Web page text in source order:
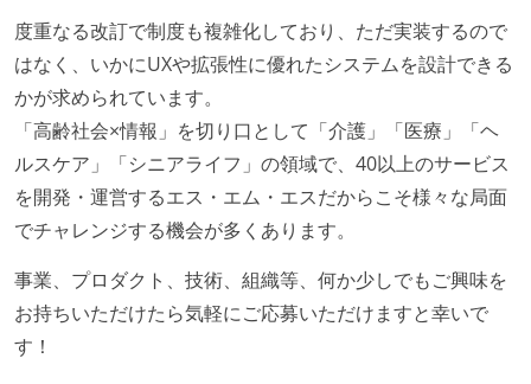
企画を決定する場に、実装を担当する開発メンバーが
参加している
タスクの見積もりは、実装を担当するメンバーが中心
となって行う
コード品質向上のための取り組み
「リファクタリングは随時行われるべき」という価値
観をメンバー全員が共有しており、日常的に実施して
いる
何らかのコーディング規約をチーム全体で遵守するよ
度重なる改訂で制度も複雑化しており、ただ実装するので
はなく、いかにUXや拡張性に優れたシステムを設計できる
かが求められています。
「高齢社会×情報」を切り口として「介護」「医療」「ヘ
ルスケア」「シニアライフ」の領域で、40以上のサービス
を開発・運営するエス・エム・エスだからこそ様々な局面
でチャレンジする機会が多くあります。
事業、プロダクト、技術、組織等、何か少しでもご興味を
お持ちいただけたら気軽にご応募いただけますと幸いで
す！